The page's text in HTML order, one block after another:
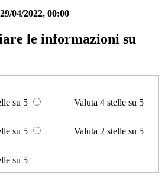
29/04/2022, 00:00
le informazioni su
su 5 Valuta 4 stelle su 5
su 5 Valuta 2 stelle su 5
su 5